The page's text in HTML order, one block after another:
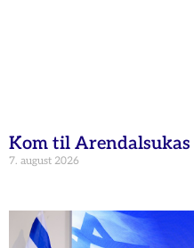
Kom til
7. august 2026